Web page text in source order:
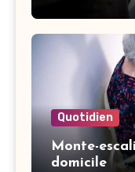
Quotidien
Monte-
domicile